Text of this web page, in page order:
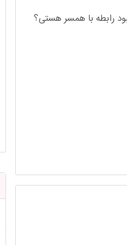
رابطه با همسر هستی؟